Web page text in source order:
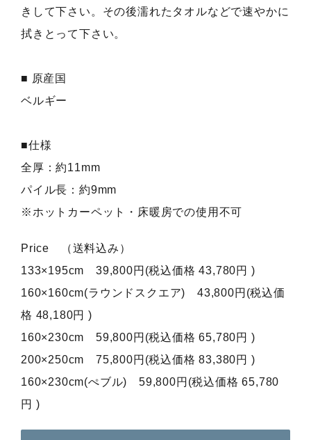
きして下さい。その後濡れたタオルなどで速やかに
拭きとって下さい。
■ 原産国
ベルギー
■仕様
全厚：約11mm
パイル長：約9mm
※ホットカーペット・床暖房での使用不可
Price （送料込み）
133×195cm 39,800円(税込価格 43,780円 )
160×160cm(ラウンドスクエア) 43,800円(税込価
格 48,180円 )
160×230cm 59,800円(税込価格 65,780円 )
200×250cm 75,800円(税込価格 83,380円 )
160×230cm(ぺブル) 59,800円(税込価格 65,780
円 )